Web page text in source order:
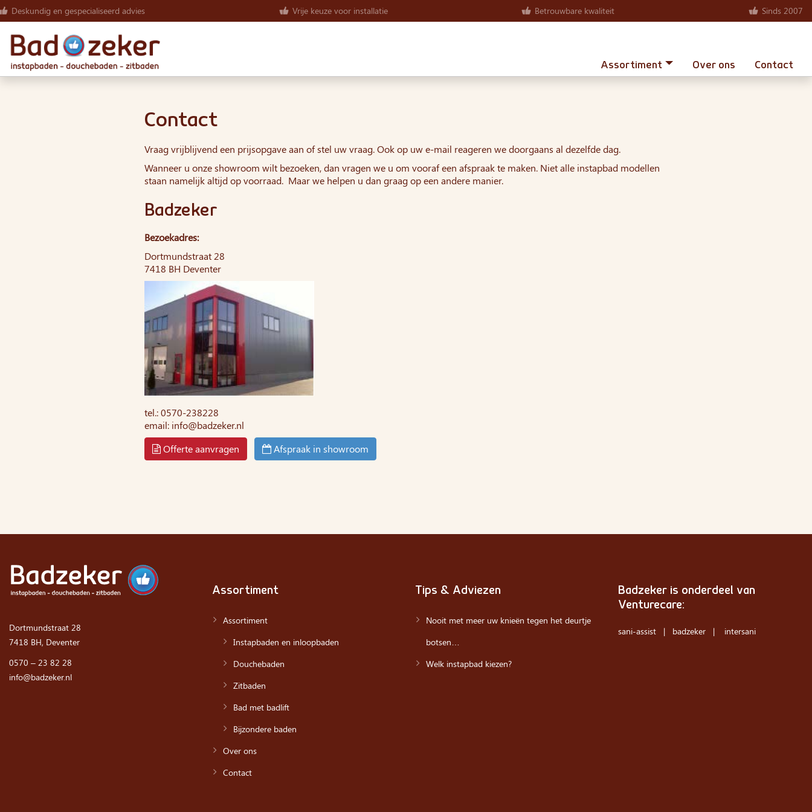
Deskundig en gespecialiseerd advies Vrije keuze voor installatie Betrouwbare kwaliteit Sinds 2007
Assortiment Over ons Contact
Contact
Vraag vrijblijvend een prijsopgave aan of stel uw vraag. Ook op uw e-mail reageren we doorgaans al dezelfde dag.
Wanneer u onze showroom wilt bezoeken, dan vragen we u om vooraf een afspraak te maken. Niet alle instapbad modellen
staan namelijk altijd op voorraad. Maar we helpen u dan graag op een andere manier.
Badzeker
Bezoekadres:
Dortmundstraat 28
7418 BH Deventer
tel.: 0570-238228
email: info@badzeker.nl
Offerte aanvragen
Afspraak in showroom
Dortmundstraat 28
7418 BH, Deventer
0570 – 23 82 28
info@badzeker.nl
Assortiment
Assortiment
Instapbaden en inloopbaden
Douchebaden
Zitbaden
Bad met badlift
Bijzondere baden
Over ons
Contact
Tips & Adviezen
Nooit met meer uw knieën tegen het deurtje
botsen…
Welk instapbad kiezen?
Badzeker is onderdeel van
Venturecare:
sani-assist | badzeker | intersani